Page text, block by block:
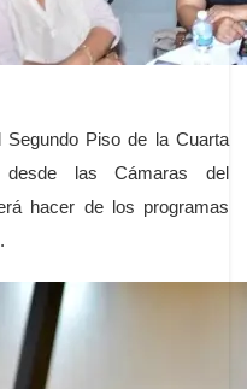
Piso de la Cuarta
desde las Cámaras del
hacer de los programas